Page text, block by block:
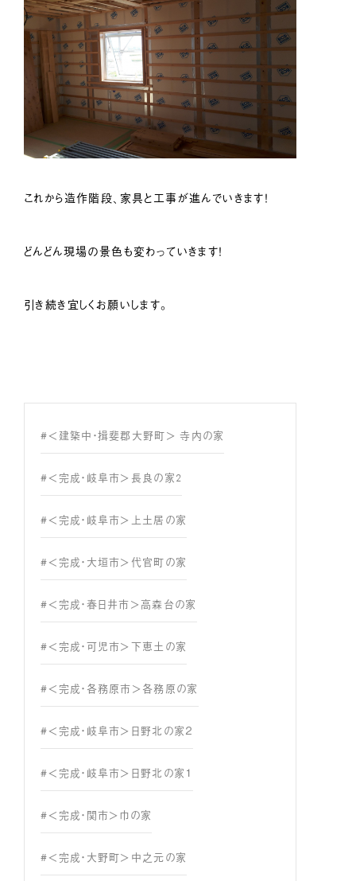
これから造作階段、家具と工事が進んでいきます！
どんどん現場の景色も変わっていきます！
引き続き宜しくお願いします。
#＜建築中・揖斐郡大野町＞ 寺内の家
#＜完成・岐阜市＞長良の家2
#＜完成・岐阜市＞上土居の家
#＜完成・大垣市＞代官町の家
#＜完成・春日井市＞高森台の家
#＜完成・可児市＞下恵土の家
#＜完成・各務原市＞各務原の家
#＜完成・岐阜市＞日野北の家２
#＜完成・岐阜市＞日野北の家１
#＜完成・関市＞巾の家
#＜完成・大野町＞中之元の家